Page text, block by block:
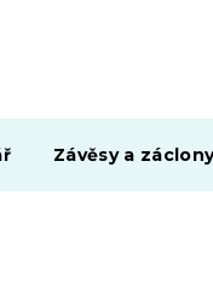
Závěsy a